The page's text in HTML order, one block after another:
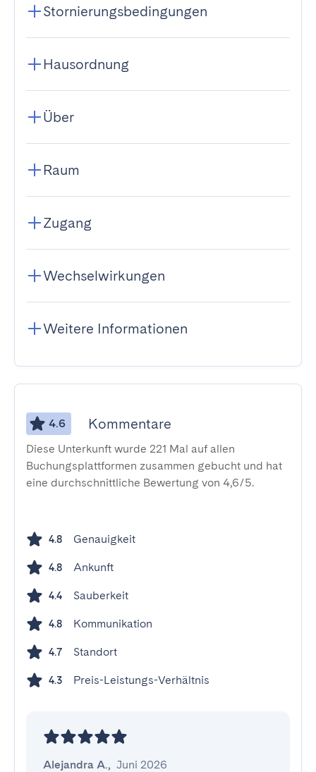
Stornierungsbedingungen
Hausordnung
Über
Raum
Zugang
Wechselwirkungen
Weitere Informationen
4.6 Kommentare
Diese Unterkunft wurde 221 Mal auf allen
Buchungsplattformen zusammen gebucht und hat
eine durchschnittliche Bewertung von 4,6/5.
4.8 Genauigkeit
4.8 Ankunft
4.4 Sauberkeit
4.8 Kommunikation
4.7 Standort
4.3 Preis-Leistungs-Verhältnis
Alejandra A., Juni 2026